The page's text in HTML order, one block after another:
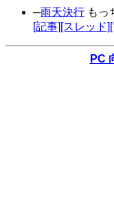
─雨天決行 もっ
[記事] [スレッド]
PC